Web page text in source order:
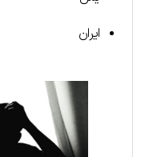
ایران